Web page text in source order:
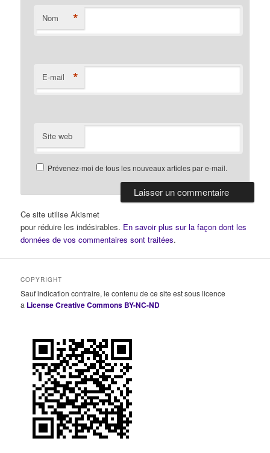
Nom *
E-mail *
Site web
Prévenez-moi de tous les nouveaux articles par e-mail.
Ce site utilise Akismet
pour réduire les indésirables. En savoir plus sur la façon dont les
données de vos commentaires sont traitées.
COPYRIGHT
Sauf indication contraire, le contenu de ce site est sous licence
a License Creative Commons BY-NC-ND